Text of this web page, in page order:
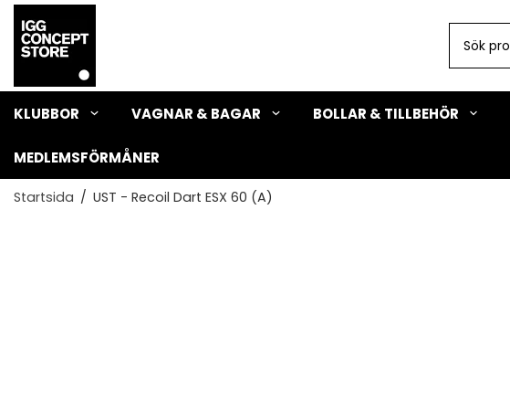
KLUBBOR VAGNAR & BAGAR BOLLAR & TILLBEHÖR
MEDLEMSFÖRMÅNER
Startsida / UST - Recoil Dart ESX 60 (A)